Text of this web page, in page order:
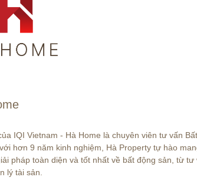
IQI Vietnam - Hà Home là chuyên viên tư vấn
hơn 9 năm kinh nghiệm, Hà Property tự hào
pháp toàn diện và tốt nhất về bất động sản, từ tư
lý tài sản.